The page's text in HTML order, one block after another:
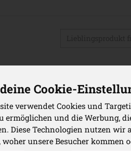
Cookie-
verwendet Cookies und
ermöglichen und die Werbung,
Diese Technologien nutzen wir
woher unsere Besucher
Produkte Neues